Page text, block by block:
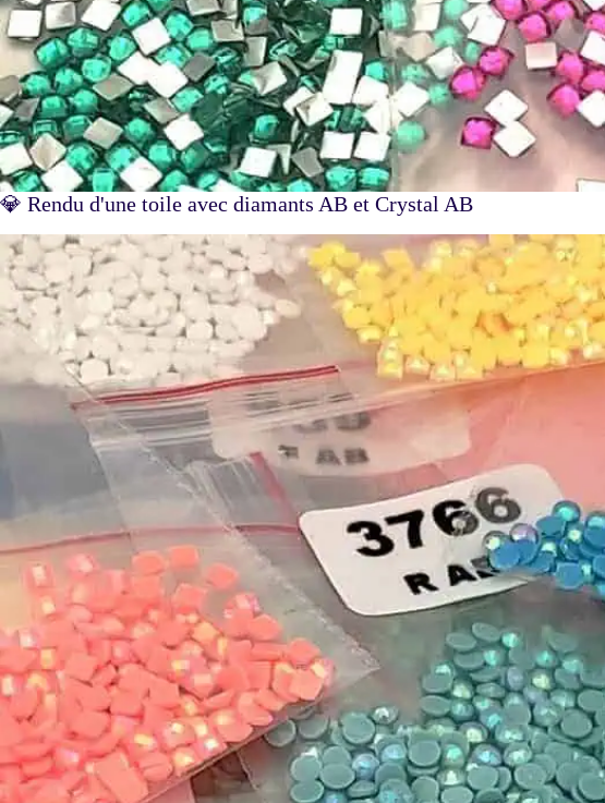
💎 Rendu d'une toile avec diamants AB et Crystal AB